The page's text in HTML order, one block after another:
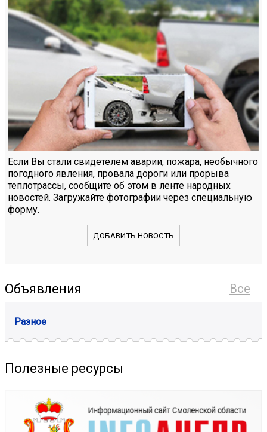
Если Вы стали свидетелем аварии, пожара, необычного
погодного явления, провала дороги или прорыва
теплотрассы, сообщите об этом в ленте народных
новостей. Загружайте фотографии через специальную
форму.
ДОБАВИТЬ НОВОСТЬ
Все
Объявления
Разное
Полезные ресурсы